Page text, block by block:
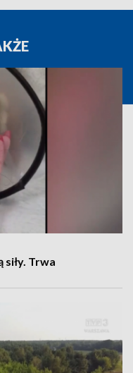
Trwa